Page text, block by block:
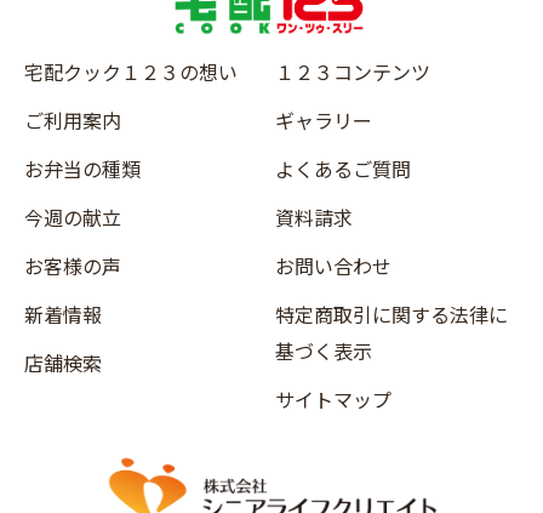
宅配クック１２３の想い
ご利用案内
お弁当の種類
今週の献立
お客様の声
新着情報
店舗検索
１２３コンテンツ
ギャラリー
よくあるご質問
資料請求
お問い合わせ
特定商取引に関する法律に
基づく表示
サイトマップ